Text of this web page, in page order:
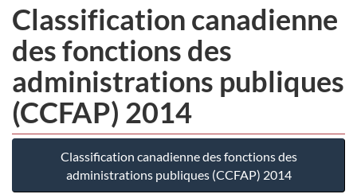
Classification canadienne
des fonctions des
administrations publiques
(CCFAP) 2014
Classification canadienne des fonctions des
administrations publiques (CCFAP) 2014